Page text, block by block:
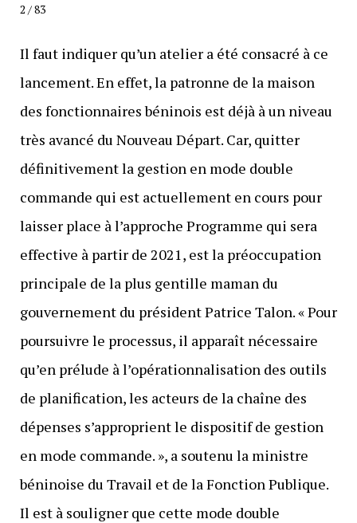
2 / 83
Il faut indiquer qu’un atelier a été consacré à ce
lancement. En effet, la patronne de la maison
des fonctionnaires béninois est déjà à un niveau
très avancé du Nouveau Départ. Car, quitter
définitivement la gestion en mode double
commande qui est actuellement en cours pour
laisser place à l’approche Programme qui sera
effective à partir de 2021, est la préoccupation
principale de la plus gentille maman du
gouvernement du président Patrice Talon. « Pour
poursuivre le processus, il apparaît nécessaire
qu’en prélude à l’opérationnalisation des outils
de planification, les acteurs de la chaîne des
dépenses s’approprient le dispositif de gestion
en mode commande. », a soutenu la ministre
béninoise du Travail et de la Fonction Publique.
Il est à souligner que cette mode double